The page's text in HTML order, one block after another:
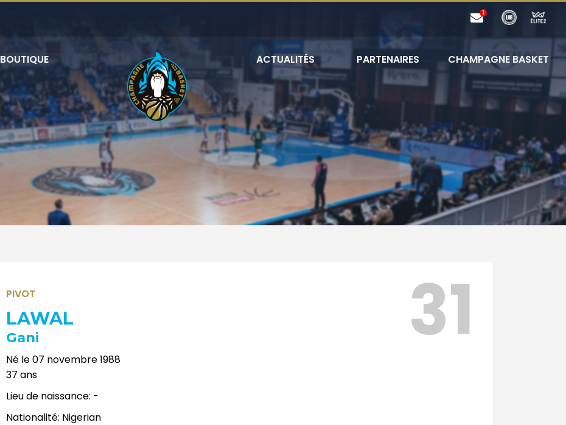
BOUTIQUE ACTUALITÉS PARTENAIRES CHAMPAGNE BASKET
PIVOT
LAWAL
Gani
Né le07 novembre 1988
37 ans
Lieu de naissance: -
Nationalité: Nigerian
31